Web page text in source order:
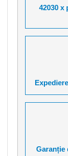
42030 x
Garanție